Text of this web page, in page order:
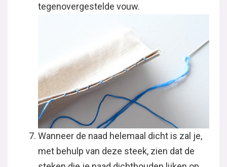
tegenovergestelde vouw.
Wanneer de naad helemaal dicht is zal je,
met behulp van deze steek, zien dat de